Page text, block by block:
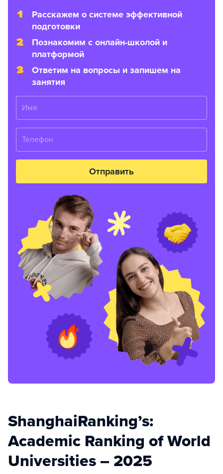
Расскажем о системе эффективной
подготовки
Познакомим с онлайн-школой и
платформой
Ответим на вопросы и запишем на
занятия
Имя
Телефон
Отправить
ShanghaiRanking’s:
Academic Ranking of World
Universities – 2025